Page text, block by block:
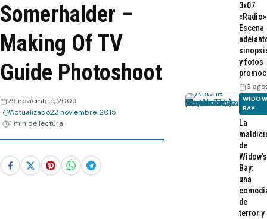
Streaming
Recomendaciones
Webisodios
Somerhalder –
Making Of TV
Guide Photoshoot
29 noviembre, 2009
Actualizado22 noviembre, 2015
1 min de lectura
3x07
Escena
y fotos
6
BAY
La
de
Widow’s
Bay:
una
de
terror y